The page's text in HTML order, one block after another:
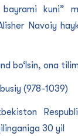
bayrami kuni”
Navoiy
bo‘lsin, ona tilim
(978-1039)
30 yil